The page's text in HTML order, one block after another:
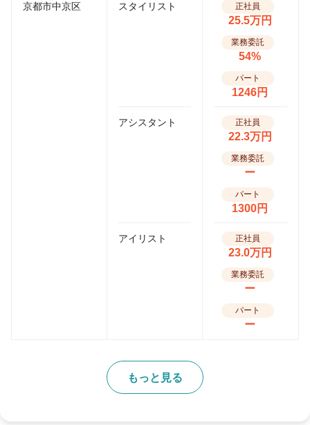
京都市中京区 スタイリスト 正社員
25.5万円
業務委託
54%
パート
1246円
アシスタント 正社員
22.3万円
業務委託
ー
パート
1300円
アイリスト 正社員
23.0万円
業務委託
ー
パート
ー
もっと見る